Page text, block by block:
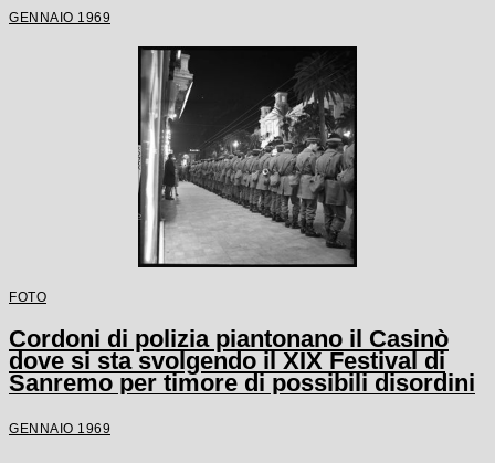
GENNAIO 1969
FOTO
Cordoni di polizia piantonano il Casinò
dove si sta svolgendo il XIX Festival di
Sanremo per timore di possibili disordini
GENNAIO 1969